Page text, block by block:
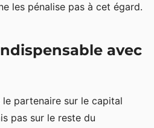
les pénalise pas à cet égard.
avec
le partenaire sur le capital
pas sur le reste du